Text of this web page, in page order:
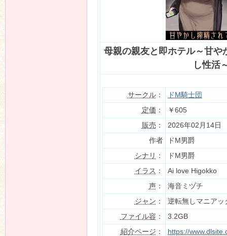
母親の親友と即ホテル～甘や
し性活
サークル：
ドM騎士団
定価 ：
￥605
販売 ：
2026年02月14日
作者
ドM男爵
シナリ ：
ドM男爵
イラス ：
Ai love Higokko
声：
海音ミヅチ
ジャン ：
逆転無しマニア
ファイル容 ：
3.2GB
紹介ページ ： https://